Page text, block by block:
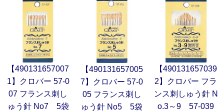
【490131657007
1】クロバー 57-0
07 フランス刺し
ゅう針 No7 5袋
【490131657005
7】クロバー 57-0
05 フランス刺し
ゅう針 No5 5袋
【490131657039
2】クロバー フラ
ンス刺しゅう針 N
o.3～9 57-039